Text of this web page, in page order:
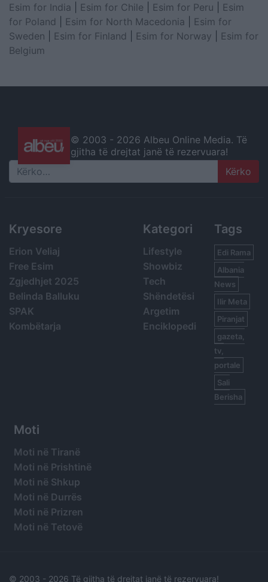
Esim for India
Esim for Chile Esim for Peru
Esim
for Poland
Esim for North Macedonia
Esim for
Sweden
Esim for Finland Esim for Norway
Esim for
Belgium
© 2003 - 2026 Albeu Online Media. Të
gjitha të drejtat janë të rezervuara!
Search
Kryesore
Erion Veliaj
Free Esim
Zgjedhjet 2025
Belinda Balluku
SPAK
Kombëtarja
Kategori
Lifestyle
Showbiz
Tech
Shëndetësi
Argetim
Enciklopedi
Tags
Edi Rama
Albania
News
Ilir Meta
Piranjat
gazeta,
tv,
portale
Sali
Berisha
Moti
Moti në Tiranë
Moti në Prishtinë
Moti në Shkup
Moti në Durrës
Moti në Prizren
Moti në Tetovë
© 2003 - 2026 Të gjitha të drejtat janë të rezervuara!